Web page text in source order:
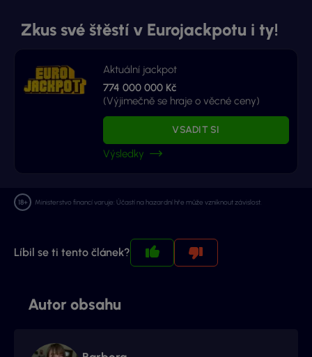
Zkus své štěstí v Eurojackpotu i ty!
Aktuální jackpot
774 000 000 Kč
(Výjimečně se hraje o věcné ceny)
VSADIT SI
Výsledky
Ministerstvo financí varuje: Účastí na hazardní hře může vzniknout závislost.
Líbil se ti tento článek?
Autor obsahu